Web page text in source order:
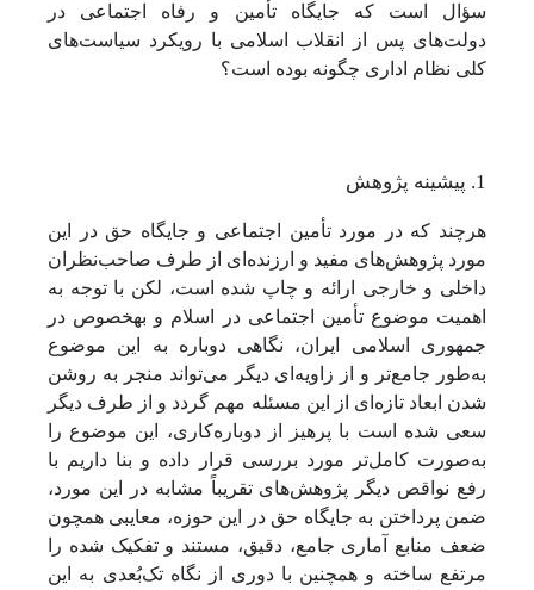
سؤال است که جایگاه تأمین و رفاه اجتماعی در
دولت‌های پس از انقلاب اسلامی با رویکرد سیاست‌های
کلی نظام اداری چگونه بوده است؟
1. پیشینه پژوهش
هرچند که در مورد تأمین اجتماعی و جایگاه حق در این
مورد پژوهش‌های مفید و ارزنده‌ای از طرف صاحب‌نظران
داخلی و خارجی ارائه و چاپ شده است، لکن با توجه به
اهمیت موضوع تأمین اجتماعی در اسلام و به­خصوص در
جمهوری اسلامی ایران، نگاهی دوباره به این موضوع
به‌طور جامع‌تر و از زاویه‌ای دیگر می‌تواند منجر به روشن
شدن ابعاد تازه‌ای از این مسئله مهم گردد و از طرف دیگر
سعی شده است با پرهیز از دوباره‌کاری، این موضوع را
به‌صورت کامل‌تر مورد بررسی قرار داده و بنا داریم با
رفع نواقص دیگر پژوهش‌های تقریباً مشابه در این مورد،
ضمن پرداختن به جایگاه حق در این حوزه، معایبی همچون
ضعف منابع آماری جامع، دقیق، مستند و تفکیک شده را
مرتفع ساخته و همچنین با دوری از نگاه تک‌بُعدی به این